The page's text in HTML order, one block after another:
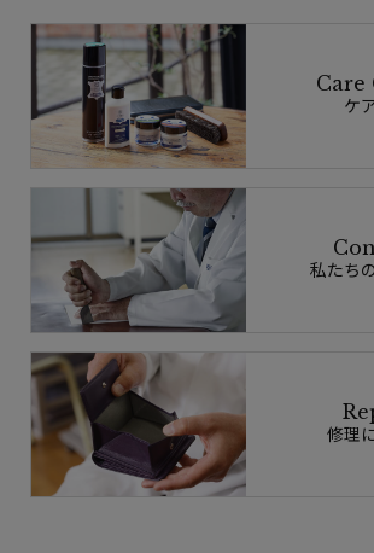
Care
ケ
私たち
修理